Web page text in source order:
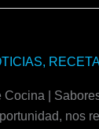
,
Cocina |
nos